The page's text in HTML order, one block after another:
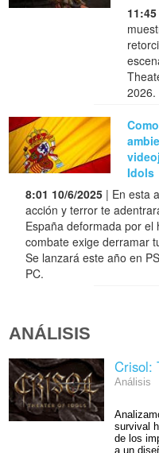
2026.
Idols
8:01 10/6/2025 | En esta
acción y terror te
España deformada por el
combate exige derramar
Se lanzará este año en
PC.
ANÁLISIS
Crisol:
Análisis
survival
de los
a un